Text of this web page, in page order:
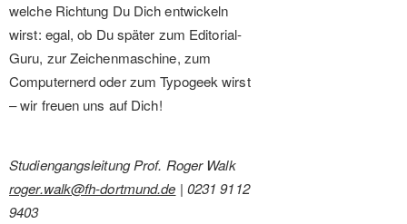
welche Richtung Du Dich entwickeln
wirst: egal, ob Du später zum Editorial-
Guru, zur Zeichenmaschine, zum
Computernerd oder zum Typogeek wirst
– wir freuen uns auf Dich!
Studiengangsleitung Prof. Roger Walk
roger.walk@fh-dortmund.de | 0231 9112
9403